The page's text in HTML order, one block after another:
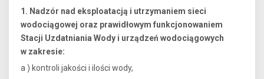
1. Nadzór nad eksploatacją i utrzymaniem sieci
wodociągowej oraz prawidłowym funkcjonowaniem
Stacji Uzdatniania Wody i urządzeń wodociągowych
w zakresie:
a ) kontroli jakości i ilości wody,